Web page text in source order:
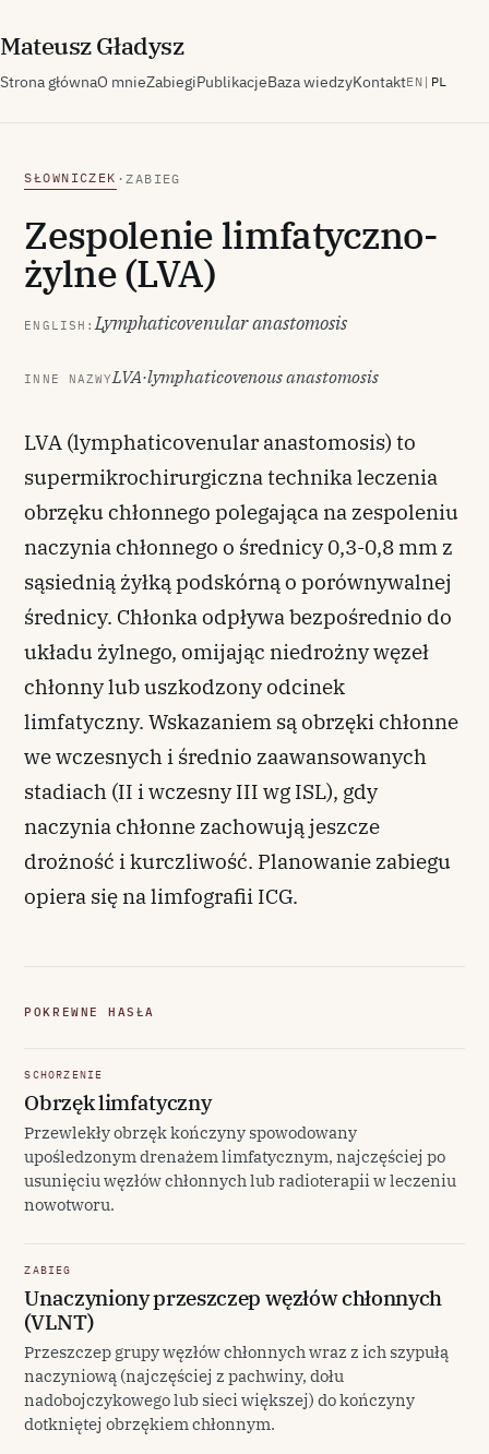
MateuszGładysz
Strona głównaO mnieZabiegiPublikacjeBaza wiedzyKontaktEN | PL
SŁOWNICZEK ·ZABIEG
Zespolenie limfatyczno-
żylne (LVA)
ENGLISH:Lymphaticovenular anastomosis
INNE NAZWYLVA·lymphaticovenous anastomosis
LVA (lymphaticovenular anastomosis) to
supermikrochirurgiczna technika leczenia
obrzęku chłonnego polegająca na zespoleniu
naczynia chłonnego o średnicy 0,3-0,8 mm z
sąsiednią żyłką podskórną o porównywalnej
średnicy. Chłonka odpływa bezpośrednio do
układu żylnego, omijając niedrożny węzeł
chłonny lub uszkodzony odcinek
limfatyczny. Wskazaniem są obrzęki chłonne
we wczesnych i średnio zaawansowanych
stadiach (II i wczesny III wg ISL), gdy
naczynia chłonne zachowują jeszcze
drożność i kurczliwość. Planowanie zabiegu
opiera się na limfografii ICG.
POKREWNE HASŁA
SCHORZENIE
Obrzęk limfatyczny
Przewlekły obrzęk kończyny spowodowany
upośledzonym drenażem limfatycznym, najczęściej po
usunięciu węzłów chłonnych lub radioterapii w leczeniu
nowotworu.
ZABIEG
Unaczyniony przeszczep węzłów chłonnych
(VLNT)
Przeszczep grupy węzłów chłonnych wraz z ich szypułą
naczyniową (najczęściej z pachwiny, dołu
nadobojczykowego lub sieci większej) do kończyny
dotkniętej obrzękiem chłonnym.